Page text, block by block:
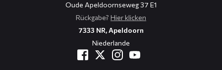
Oude Apeldoornseweg 37 E1
Rückgabe? Hier klicken
7333 NR, Apeldoorn
Niederlande